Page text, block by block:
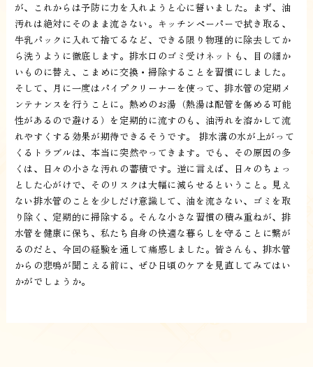
が、これからは予防に力を入れようと心に誓いました。まず、油
汚れは絶対にそのまま流さない。キッチンペーパーで拭き取る、
牛乳パックに入れて捨てるなど、できる限り物理的に除去してか
ら洗うように徹底します。排水口のゴミ受けネットも、目の細か
いものに替え、こまめに交換・掃除することを習慣にしました。
そして、月に一度はパイプクリーナーを使って、排水管の定期メ
ンテナンスを行うことに。熱めのお湯（熱湯は配管を傷める可能
性があるので避ける）を定期的に流すのも、油汚れを溶かして流
れやすくする効果が期待できるそうです。 排水溝の水が上がって
くるトラブルは、本当に突然やってきます。でも、その原因の多
くは、日々の小さな汚れの蓄積です。逆に言えば、日々のちょっ
とした心がけで、そのリスクは大幅に減らせるということ。見え
ない排水管のことを少しだけ意識して、油を流さない、ゴミを取
り除く、定期的に掃除する。そんな小さな習慣の積み重ねが、排
水管を健康に保ち、私たち自身の快適な暮らしを守ることに繋が
るのだと、今回の経験を通して痛感しました。皆さんも、排水管
からの悲鳴が聞こえる前に、ぜひ日頃のケアを見直してみてはい
かがでしょうか。